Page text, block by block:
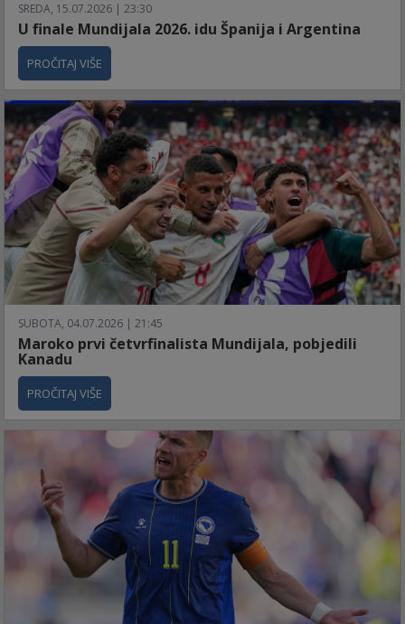
SREDA, 15.07.2026 | 23:30
U finale Mundijala 2026. idu Španija i Argentina
PROČITAJ VIŠE
SUBOTA, 04.07.2026 | 21:45
Maroko prvi četvrfinalista Mundijala, pobjedili
Kanadu
PROČITAJ VIŠE